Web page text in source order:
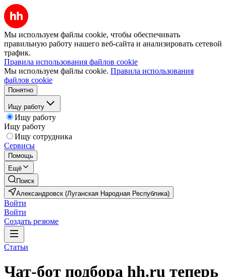
Мы используем файлы cookie, чтобы обеспечивать
правильную работу нашего веб-сайта и анализировать сетевой
трафик.
Правила использования файлов cookie
Мы используем файлы cookie. Правила использования
файлов cookie
Понятно
Ищу работу
Ищу работу
Ищу работу
Ищу сотрудника
Сервисы
Помощь
Ещё
Поиск
Александровск (Луганская Народная Республика)
Войти
Войти
Создать резюме
Статьи
Чат-бот подбора hh.ru теперь